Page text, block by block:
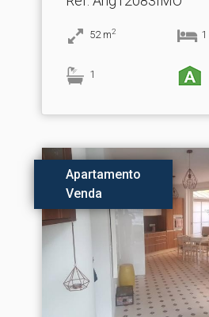
52 m2 1
1
Apartamento
Venda